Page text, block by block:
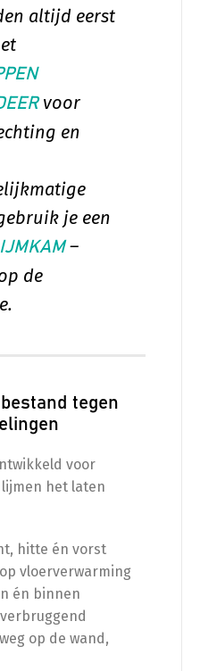
altijd eerst
voor
en
je een
–
de
tegen
voor
het laten
hitte én vorst
vloerverwarming
én binnen
op de wand,